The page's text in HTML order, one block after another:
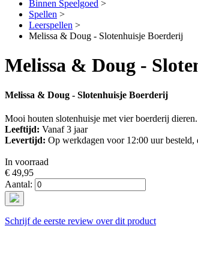
Binnen Speelgoed >
Spellen >
Leerspellen >
Melissa & Doug - Slotenhuisje Boerderij
Melissa & Doug -
Melissa & Doug - Slotenhuisje Boerderij
Mooi houten slotenhuisje met vier boerderij
Leeftijd: Vanaf 3 jaar
Levertijd: Op werkdagen voor 12:00 uur
In voorraad
€ 49,95
Aantal:
Schrijf de eerste review over dit product